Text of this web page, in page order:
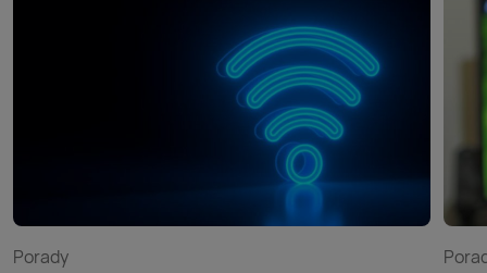
Porady